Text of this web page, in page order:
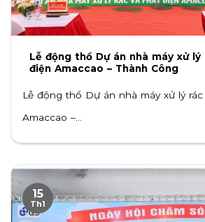
Lễ động thổ Dự án nhà máy xử
điện Amaccao – Thành Công
Lễ động thổ Dự án nhà máy xử lý
Amaccao –...
15
Th1